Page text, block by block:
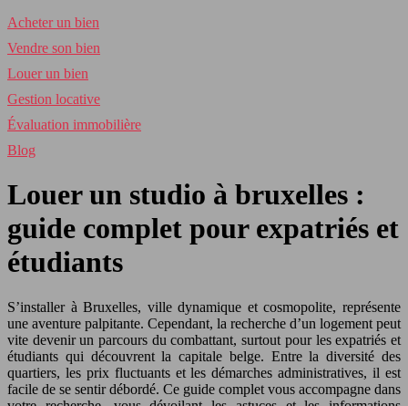
Acheter un bien
Vendre son bien
Louer un bien
Gestion locative
Évaluation immobilière
Blog
Louer un studio à bruxelles :
guide complet pour expatriés et
étudiants
S’installer à Bruxelles, ville dynamique et cosmopolite, représente
une aventure palpitante. Cependant, la recherche d’un logement peut
vite devenir un parcours du combattant, surtout pour les expatriés et
étudiants qui découvrent la capitale belge. Entre la diversité des
quartiers, les prix fluctuants et les démarches administratives, il est
facile de se sentir débordé. Ce guide complet vous accompagne dans